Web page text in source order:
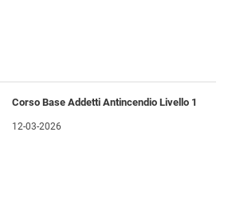
Corso Base Addetti Antincendio Livello 1
12-03-2026